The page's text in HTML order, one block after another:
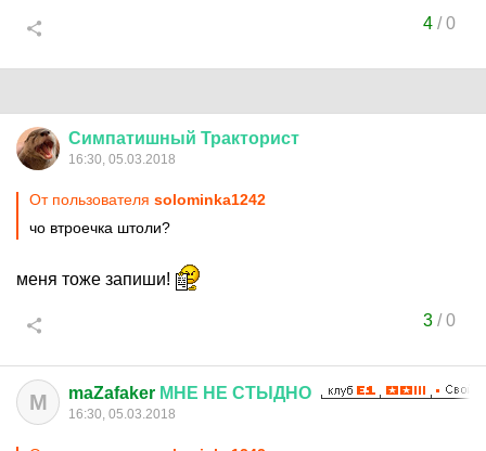
4/0
Симпатишный Тракторист
16:30, 05.03.2018
От пользователя solominka1242
чо втроечка штоли?
меня тоже запиши!
3/0
M maZafaker МНЕ НЕ СТЫДНО
16:30, 05.03.2018